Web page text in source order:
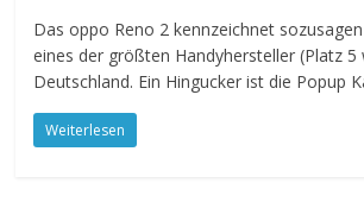
Das oppo Reno 2 kennzeichnet
eines der größten Handyhersteller (Platz 5
Deutschland. Ein Hingucker ist die Popup
Weiterlesen